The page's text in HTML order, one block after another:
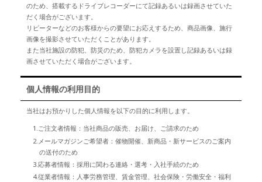
のため、搭載するドライブレコーダーにて記録あるいは録画させていた
だく場合がございます。
リピーターなどのお客様からの要望にお応えするため、商品画像、施行
画像を撮影させていただくことがあります。
また当社施設の防犯、防災のため、防犯カメラを設置し記録あるいは録
画させていただく場合がございます。
個人情報の利用目的
当社はお預かりした個人情報を以下の目的に利用します。
1.ご注文者情報：当社商品の販売、お届け、ご請求のため
2.メールマガジンご希望者：催物開催、新商品・新サービスのご案内
の送付のため
3.応募者情報：採用に関わる連絡・選考・入社手続のため
4.従業者情報：人事労務管理、賃金管理、社会保険・労働安全・福利